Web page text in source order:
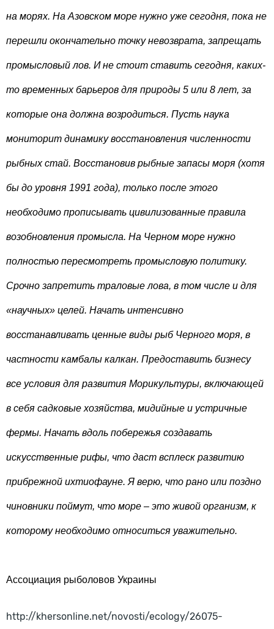
на морях. На Азовском море нужно уже сегодня, пока не
перешли окончательно точку невозврата, запрещать
промысловый лов. И не стоит ставить сегодня, каких-
то временных барьеров для природы 5 или 8 лет, за
которые она должна возродиться. Пусть наука
мониторит динамику восстановления численности
рыбных стай. Восстановив рыбные запасы моря (хотя
бы до уровня 1991 года), только после этого
необходимо прописывать цивилизованные правила
возобновления промысла. На Черном море нужно
полностью пересмотреть промысловую политику.
Срочно запретить траловые лова, в том числе и для
«научных» целей. Начать интенсивно
восстанавливать ценные виды рыб Черного моря, в
частности камбалы калкан. Предоставить бизнесу
все условия для развития Морикультуры, включающей
в себя садковые хозяйства, мидийные и устричные
фермы. Начать вдоль побережья создавать
искусственные рифы, что даст всплеск развитию
прибрежной ихтиофауне. Я верю, что рано или поздно
чиновники поймут, что море – это живой организм, к
которому необходимо относиться уважительно.
Ассоциация рыболовов Украины
http://khersonline.net/novosti/ecology/26075-